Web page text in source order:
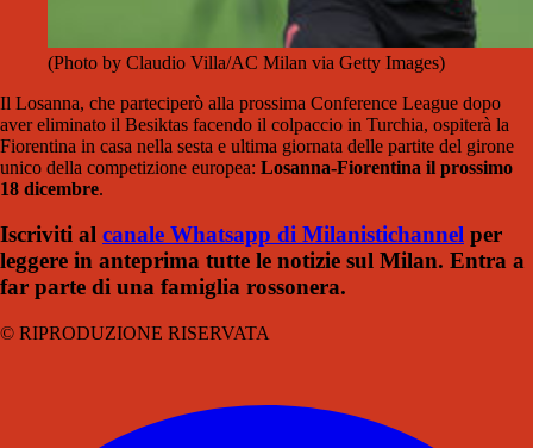
(Photo by Claudio Villa/AC Milan via Getty Images)
Il Losanna, che parteciperò alla prossima Conference League dopo
aver eliminato il Besiktas facendo il colpaccio in Turchia, ospiterà la
Fiorentina in casa nella sesta e ultima giornata delle partite del girone
unico della competizione europea: Losanna-Fiorentina il prossimo
18 dicembre.
Iscriviti al canale Whatsapp di Milanistichannel per
leggere in anteprima tutte le notizie sul Milan. Entra a
far parte di una famiglia rossonera.
© RIPRODUZIONE RISERVATA